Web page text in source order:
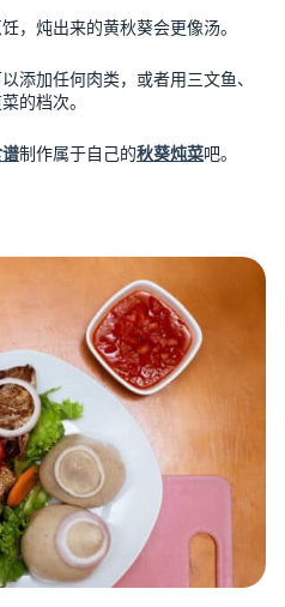
，炖出来的黄秋葵会更像汤。
添加任何肉类，或者用三文鱼、
的档次。
制作属于自己的秋葵炖菜吧。